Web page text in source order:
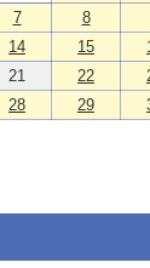
7 8
14 15
21 22
28 29